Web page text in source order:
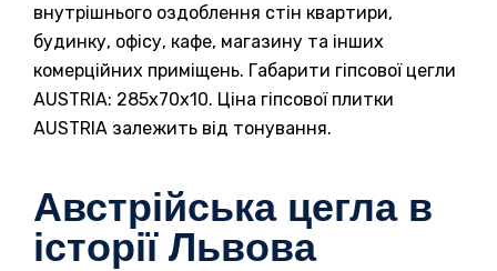
внутрішнього оздоблення стін квартири,
будинку, офісу, кафе, магазину та інших
комерційних приміщень. Габарити гіпсової цегли
AUSTRIA: 285х70х10. Ціна гіпсової плитки
AUSTRIA залежить від тонування.
Австрійська цегла в
історії Львова